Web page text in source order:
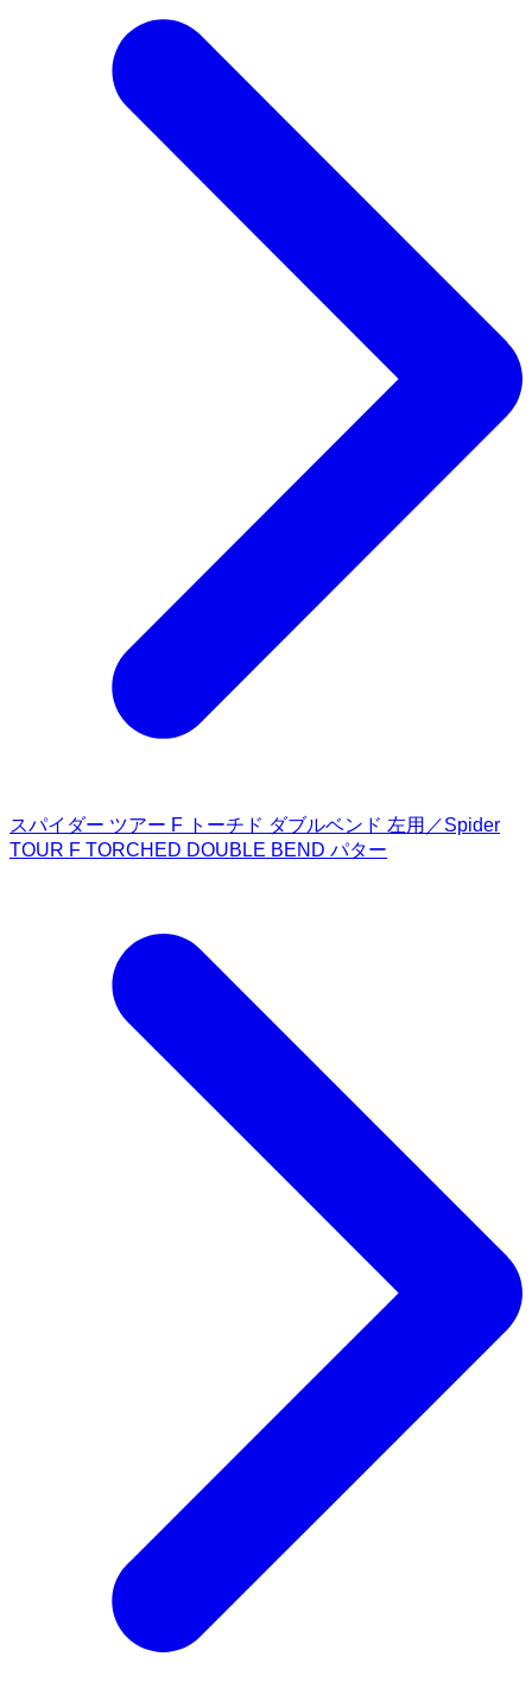
スパイダー ツアー F トーチド ダブルベンド 左用／Spider
TOUR F TORCHED DOUBLE BEND パター